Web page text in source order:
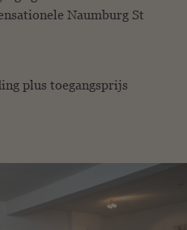
Naumburg St
plus toegangsprijs